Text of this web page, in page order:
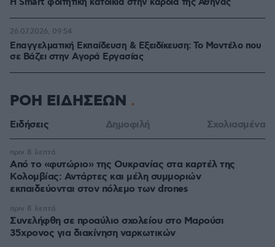
Επαγγελματική Εκπαίδευση & Εξειδίκευση: Το Mοντέλο που
σε Bάζει στην Aγορά Eργασίας
26.07.2026, 09:54
ΡΟΗ ΕΙΔΗΣΕΩΝ
Ειδήσεις Δημοφιλή Σχολιασμένα
Από το «φυτώριο» της Ουκρανίας στα καρτέλ της
Κολομβίας: Αντάρτες και μέλη συμμοριών
εκπαιδεύονται στον πόλεμο των drones
πριν 8 λεπτά
Συνελήφθη σε προαύλιο σχολείου στο Μαρούσι
35χρονος για διακίνηση ναρκωτικών
πριν 8 λεπτά